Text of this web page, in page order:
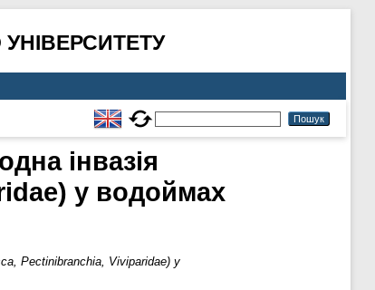
інвазія
у водоймах
Pectinibranchia, Viviparidae) у